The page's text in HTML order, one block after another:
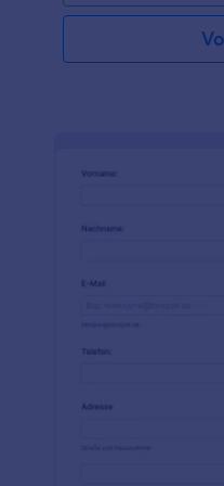
Autoresponder
Steuerunterlagen zu
Formular ausgefüllt
Informationen über Ihr
wo Sie Ihre Daten in
mit einem kostenlosen